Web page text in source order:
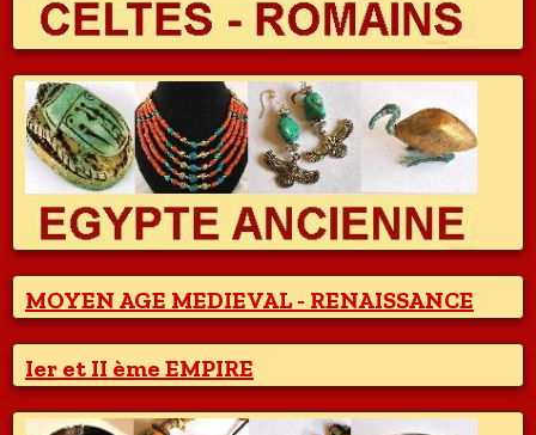
MOYEN AGE MEDIEVAL - RENAISSANCE
Ier et II ème EMPIRE